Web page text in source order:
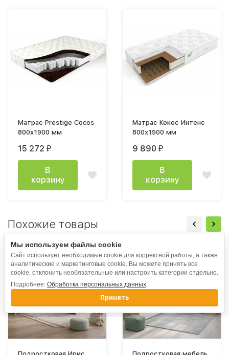
Матрас Prestige Cocos
800х1900 мм
15 272 ₽
В
корзину
Матрас Кокос Интенс
800х1900 мм
9 890 ₽
В
корзину
Похожие товары
Подростковая Ирис Подростковая мебель
Мы используем файлы cookie
Сайт использует необходимые cookie для корректной работы, а также
аналитические и маркетинговые cookie. Вы можете принять все
cookie, отклонить необязательные или настроить категории отдельно.
Подробнее: Обработка персональных данных
Принять